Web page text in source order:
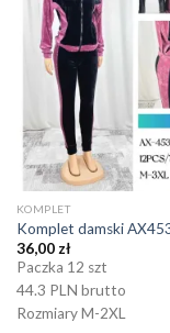
KOMPLET
Komplet damski
36,00 zł
Paczka 12 szt
44.3 PLN brutto
Rozmiary M-2XL